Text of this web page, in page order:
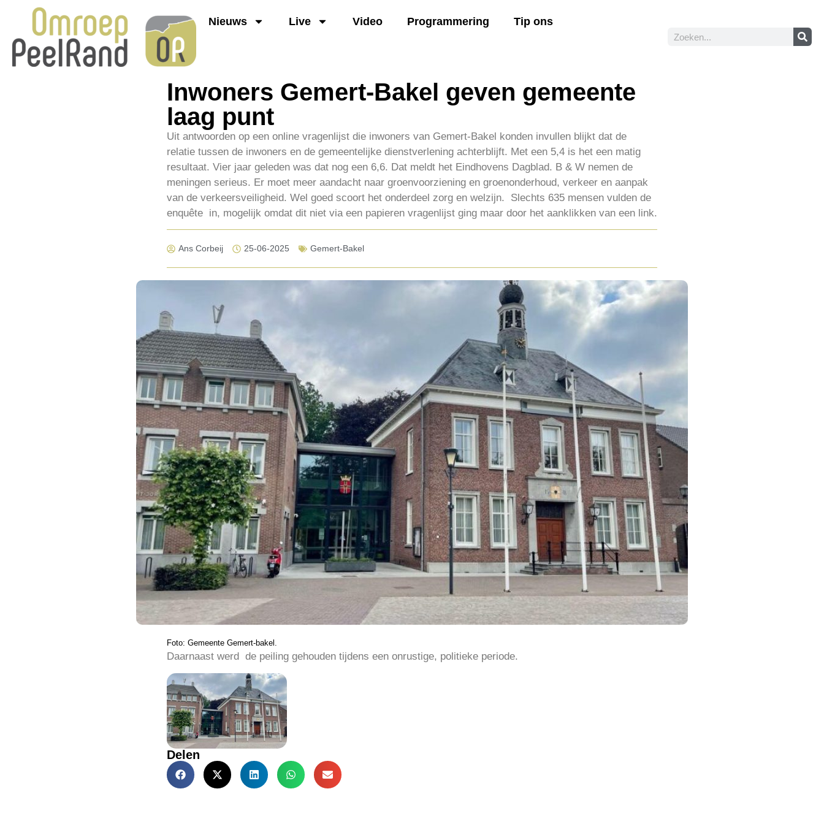
Nieuws Live Video Programmering Tip ons
Inwoners Gemert-Bakel geven gemeente
laag punt
Uit antwoorden op een online vragenlijst die inwoners van Gemert-Bakel konden invullen blijkt dat de
relatie tussen de inwoners en de gemeentelijke dienstverlening achterblijft. Met een 5,4 is het een matig
resultaat. Vier jaar geleden was dat nog een 6,6. Dat meldt het Eindhovens Dagblad. B & W nemen de
meningen serieus. Er moet meer aandacht naar groenvoorziening en groenonderhoud, verkeer en aanpak
van de verkeersveiligheid. Wel goed scoort het onderdeel zorg en welzijn. Slechts 635 mensen vulden de
enquête in, mogelijk omdat dit niet via een papieren vragenlijst ging maar door het aanklikken van een link.
Ans Corbeij 25-06-2025 Gemert-Bakel
Foto: Gemeente Gemert-bakel.
Daarnaast werd de peiling gehouden tijdens een onrustige, politieke periode.
Delen